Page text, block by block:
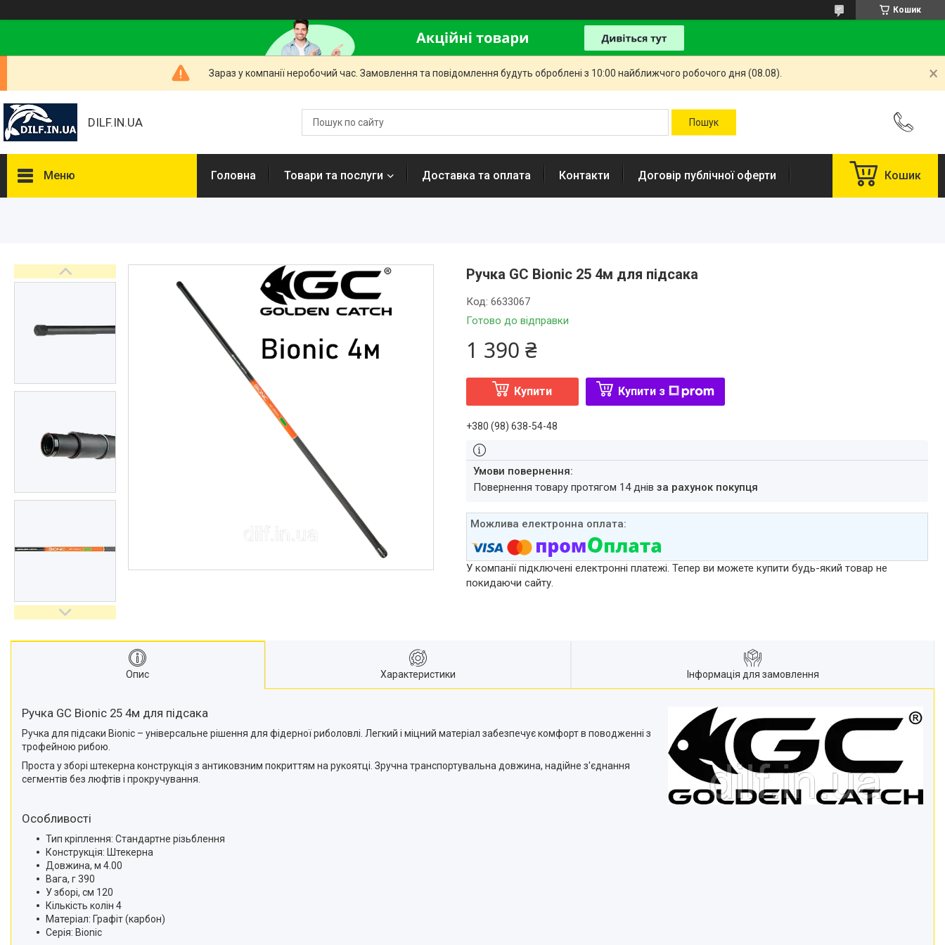
Кошик
Зараз у компанії неробочий час. Замовлення та повідомлення будуть оброблені з 10:00 найближчого робочого дня (08.08).
DILF.IN.UA
Меню
Рибальські снасті
РОЗПРОДАЖ! Мега знижки!
Повернення та обмін
Головна Товари та послуги Доставка та оплата Контакти Договір публічної оферти Кошик
Ручка GC Bionic 25 4м для підсака
Готово до відправки
Код: 6633067
1 390 ₴
Купити Купити з
+380 (98) 638-54-48
повернення товару протягом 14 днів за рахунок покупця
У компанії підключені електронні платежі. Тепер ви можете купити будь-який товар не
покидаючи сайту.
Опис Характеристики Інформація для замовлення
Ручка GC Bionic 25 4м для підсака
Ручка для підсаки Bionic – універсальне рішення для фідерної риболовлі. Легкий і міцний матеріал забезпечує комфорт в поводженні з
трофейною рибою.
Проста у зборі штекерна конструкція з антиковзним покриттям на рукоятці. Зручна транспортувальна довжина, надійне з'єднання
сегментів без люфтів і прокручування.
Особливості
Тип кріплення: Стандартне різьблення
Конструкція: Штекерна
Довжина, м 4.00
Вага, г 390
У зборі, см 120
Кількість колін 4
Матеріал: Графіт (карбон)
Серія: Bionic